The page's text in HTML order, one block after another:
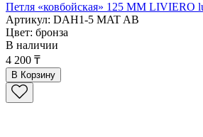
Петля «ковбойская» 125 ММ LIVIERO
Артикул: DAH1-5 MAT AB
Цвет: бронза
В наличии
4 200 ₸
В Корзину